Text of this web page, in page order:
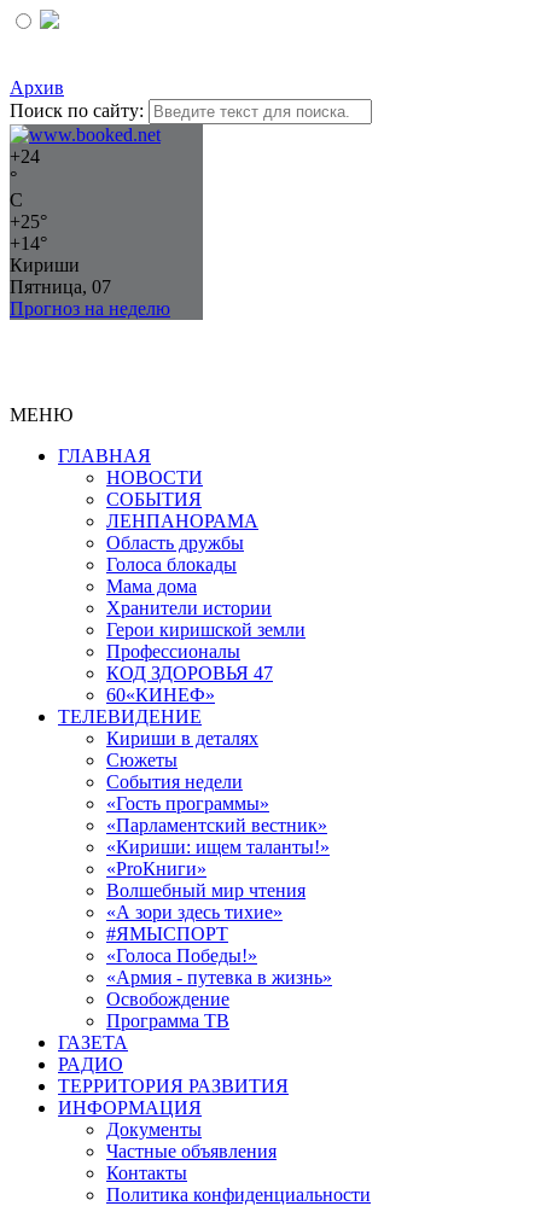
Архив
Поиск по сайту:
+24
°
C
+25°
+14°
Кириши
Пятница, 07
Прогноз на неделю
МЕНЮ
ГЛАВНАЯ
НОВОСТИ
СОБЫТИЯ
ЛЕНПАНОРАМА
Область дружбы
Голоса блокады
Мама дома
Хранители истории
Герои киришской земли
Профессионалы
КОД ЗДОРОВЬЯ 47
60«КИНЕФ»
ТЕЛЕВИДЕНИЕ
Кириши в деталях
Сюжеты
События недели
«Гость программы»
«Парламентский вестник»
«Кириши: ищем таланты!»
«ProКниги»
Волшебный мир чтения
«А зори здесь тихие»
#ЯМЫСПОРТ
«Голоса Победы!»
«Армия - путевка в жизнь»
Освобождение
Программа ТВ
ГАЗЕТА
РАДИО
ТЕРРИТОРИЯ РАЗВИТИЯ
ИНФОРМАЦИЯ
Документы
Частные объявления
Контакты
Политика конфиденциальности